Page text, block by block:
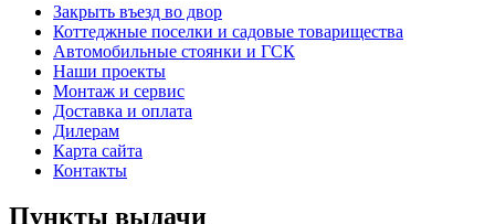
Закрыть въезд во двор
Коттеджные поселки и садовые товарищества
Автомобильные стоянки и ГСК
Наши проекты
Монтаж и сервис
Доставка и оплата
Дилерам
Карта сайта
Контакты
Пункты выдачи